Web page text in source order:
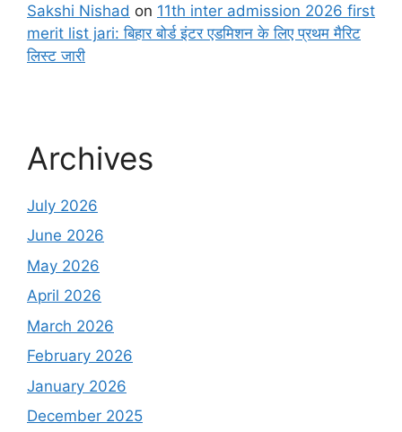
Sakshi Nishad on 11th inter admission 2026 first
merit list jari: बिहार बोर्ड इंटर एडमिशन के लिए प्रथम मैरिट
लिस्ट जारी
Archives
July 2026
June 2026
May 2026
April 2026
March 2026
February 2026
January 2026
December 2025